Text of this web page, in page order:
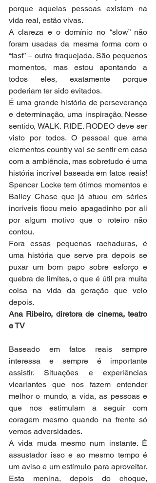
porque aquelas pessoas existem na
vida real, estão vivas.
A clareza e o domínio no “slow” não
foram usadas da mesma forma com o
“fast” – outra fraquejada. São pequenos
momentos, mas estou apontando a
todos eles, exatamente porque
poderiam ter sido evitados.
É uma grande história de perseverança
e determinação, uma inspiração. Nesse
sentido, WALK. RIDE. RODEO deve ser
visto por todos. O pessoal que ama
elementos country vai se sentir em casa
com a ambiência, mas sobretudo é uma
história incrível baseada em fatos reais!
Spencer Locke tem ótimos momentos e
Bailey Chase que já atuou em séries
incríveis ficou meio apagadinho por ali
por algum motivo que o roteiro não
contou.
Fora essas pequenas rachaduras, é
uma história que serve pra depois se
puxar um bom papo sobre esforço e
quebra de limites, o que é útil pra muita
coisa na vida da geração que veio
depois.
Ana Ribeiro, diretora de cinema, teatro
e TV
Baseado em fatos reais sempre
interessa e sempre é importante
assistir. Situações e experiências
vicariantes que nos fazem entender
melhor o mundo, a vida, as pessoas e
que nos estimulam a seguir com
coragem mesmo quando na frente só
vemos adversidades.
A vida muda mesmo num instante. É
assustador isso e ao mesmo tempo é
um aviso e um estímulo para aproveitar.
Esta menina, depois do choque,